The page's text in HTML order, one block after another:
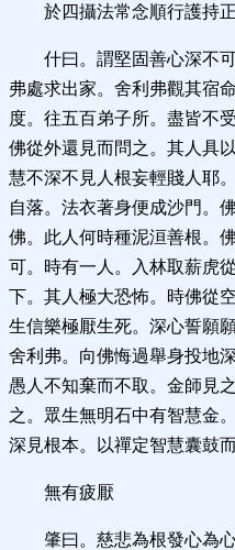
於四攝法常念順行護持
什曰。謂堅固善心深不
弗處求出家。舍利弗觀其宿
度。往五百弟子所。盡皆不
佛從外還見而問之。其人具
慧不深不見人根妄輕賤人耶
自落。法衣著身便成沙門。
佛。此人何時種泥洹善根。
可。時有一人。入林取薪虎
下。其人極大恐怖。時佛從
生信樂極厭生死。深心誓願
舍利弗。向佛悔過舉身投地
愚人不知棄而不取。金師見
之。眾生無明石中有智慧金
深見根本。以禪定智慧囊鼓
無有疲厭
肇曰。慈悲為根發心為